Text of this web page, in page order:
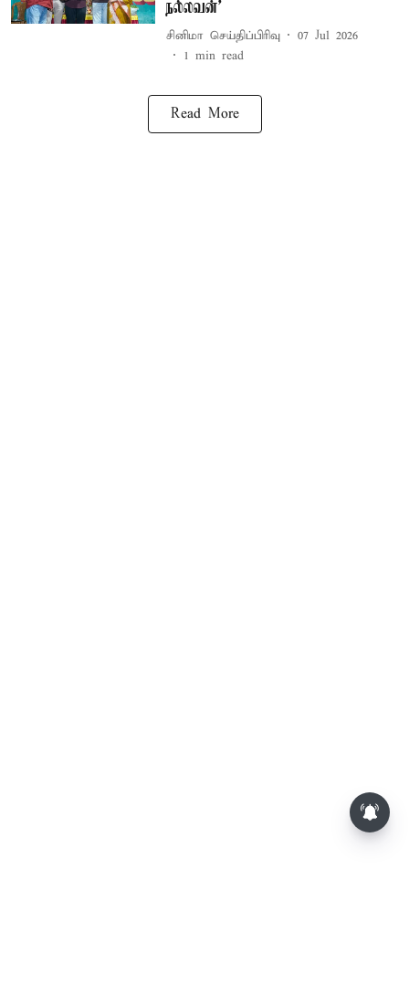
நல்லவன்'
சினிமா செய்திப்பிரிவு
07 Jul 2026
1 min read
Read More